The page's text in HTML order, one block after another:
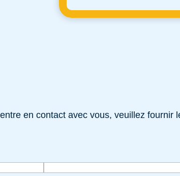
en contact avec vous, veuillez fournir